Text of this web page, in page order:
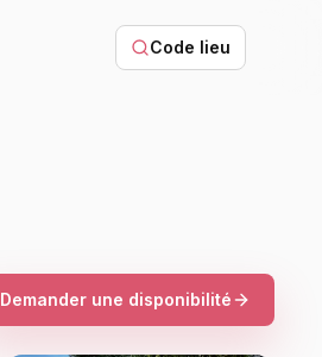
Code lieu
Demander une disponibilité